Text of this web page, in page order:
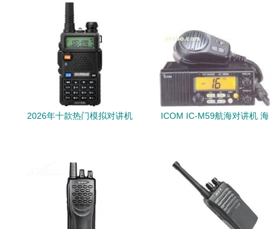
2026年十款热门模拟对讲机
ICOM IC-M59航海对讲机 海